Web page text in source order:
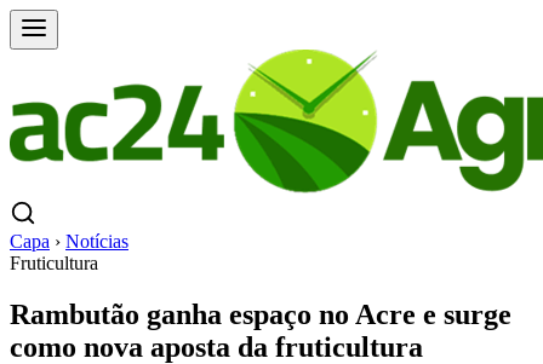
Capa › Notícias
Fruticultura
Rambutão ganha espaço no Acre e surge
como nova aposta da fruticultura